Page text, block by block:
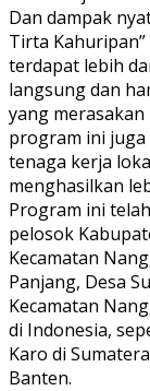
Dan dampak
Tirta
terdapat lebih
langsung dan
yang
program ini juga
tenaga kerja
menghasilkan
Program ini
pelosok
Kecamatan
Panjang, Desa
Kecamatan
di Indonesia,
Karo di
Banten.